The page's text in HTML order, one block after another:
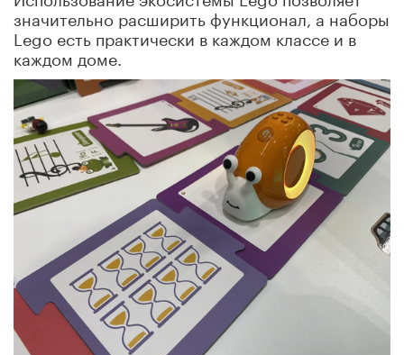
значительно расширить функционал, а наборы
Lego есть практически в каждом классе и в
каждом доме.